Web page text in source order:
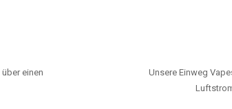
einen
Unsere Einweg